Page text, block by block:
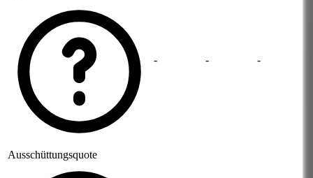
- - -
Ausschüttungsquote